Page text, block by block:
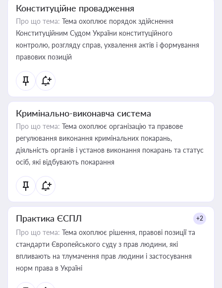
Конституційне провадження
Про що тема: Тема охоплює порядок здійснення
Конституційним Судом України конституційного
контролю, розгляду справ, ухвалення актів і формування
правових позицій
Кримінально-виконавча система
Про що тема: Тема охоплює організацію та правове
регулювання виконання кримінальних покарань,
діяльність органів і установ виконання покарань та статус
осіб, які відбувають покарання
Практика ЄСПЛ +2
Про що тема: Тема охоплює рішення, правові позиції та
стандарти Європейського суду з прав людини, які
впливають на тлумачення прав людини і застосування
норм права в Україні